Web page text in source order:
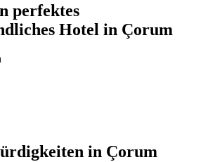
perfektes
Hotel in Çorum
in Çorum